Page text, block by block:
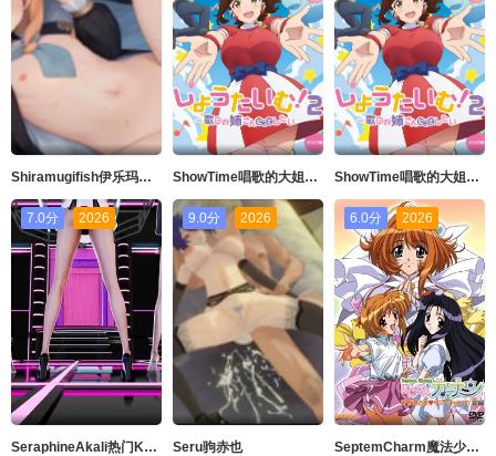
Shiramugifish伊乐玛丽Live2D语音版 ShowTime唱歌的大姐姐也想做第二季_第05集 ShowTime唱歌的大姐姐也想做第二季_第03集
7.0分 2026
SeraphineAkali热门Kpop舞蹈英雄联盟
9.0分 2026
Seru驹赤也
6.0分 2026
SeptemCharm魔法少女加奈SP2